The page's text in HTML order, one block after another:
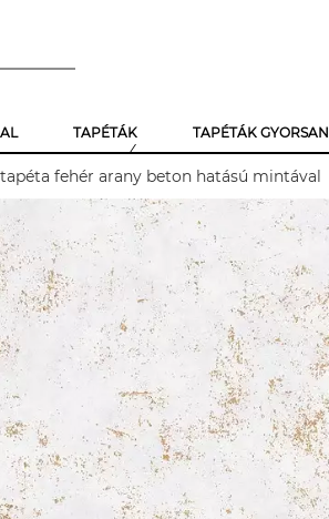
TAPÉTÁK TAPÉTÁK GYORSAN
fehér arany beton hatású mintával